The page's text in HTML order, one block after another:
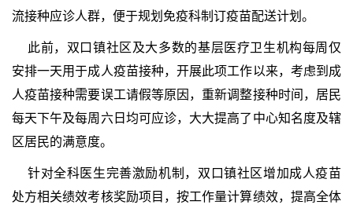
流接种应诊人群，便于规划免疫科制订疫苗配送计划。
此前，双口镇社区及大多数的基层医疗卫生机构每周仅
安排一天用于成人疫苗接种，开展此项工作以来，考虑到成
人疫苗接种需要误工请假等原因，重新调整接种时间，居民
每天下午及每周六日均可应诊，大大提高了中心知名度及辖
区居民的满意度。
针对全科医生完善激励机制，双口镇社区增加成人疫苗
处方相关绩效考核奖励项目，按工作量计算绩效，提高全体